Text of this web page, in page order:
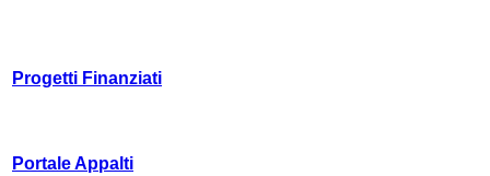
Progetti Finanziati
Portale Appalti